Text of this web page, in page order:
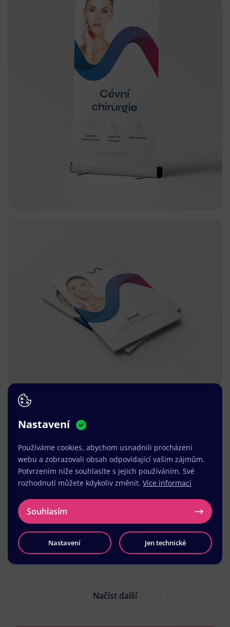
Načíst další
Nastavení
Používáme cookies, abychom usnadnili procházení
webu a zobrazovali obsah odpovídající vašim zájmům.
Potvrzením níže souhlasíte s jejich používáním. Své
rozhodnutí můžete kdykoliv změnit. Více informací
Souhlasím
Nastavení Jen technické